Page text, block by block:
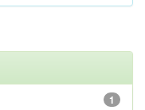
1